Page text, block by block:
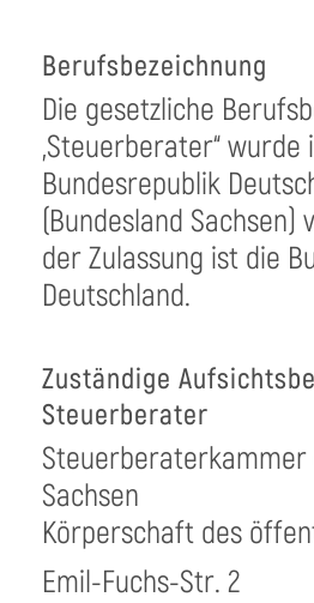
Berufsbezeichnung
Die gesetzliche
„Steuerberater“ wurde
Bundesrepublik
(Bundesland Sachsen)
der Zulassung ist die
Deutschland.
Zuständige
Steuerberater
Steuerberaterkammer
Sachsen
Körperschaft des
Emil-Fuchs-Str. 2